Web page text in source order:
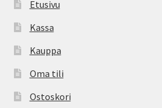
Etusivu
Kassa
Kauppa
Oma tili
Ostoskori